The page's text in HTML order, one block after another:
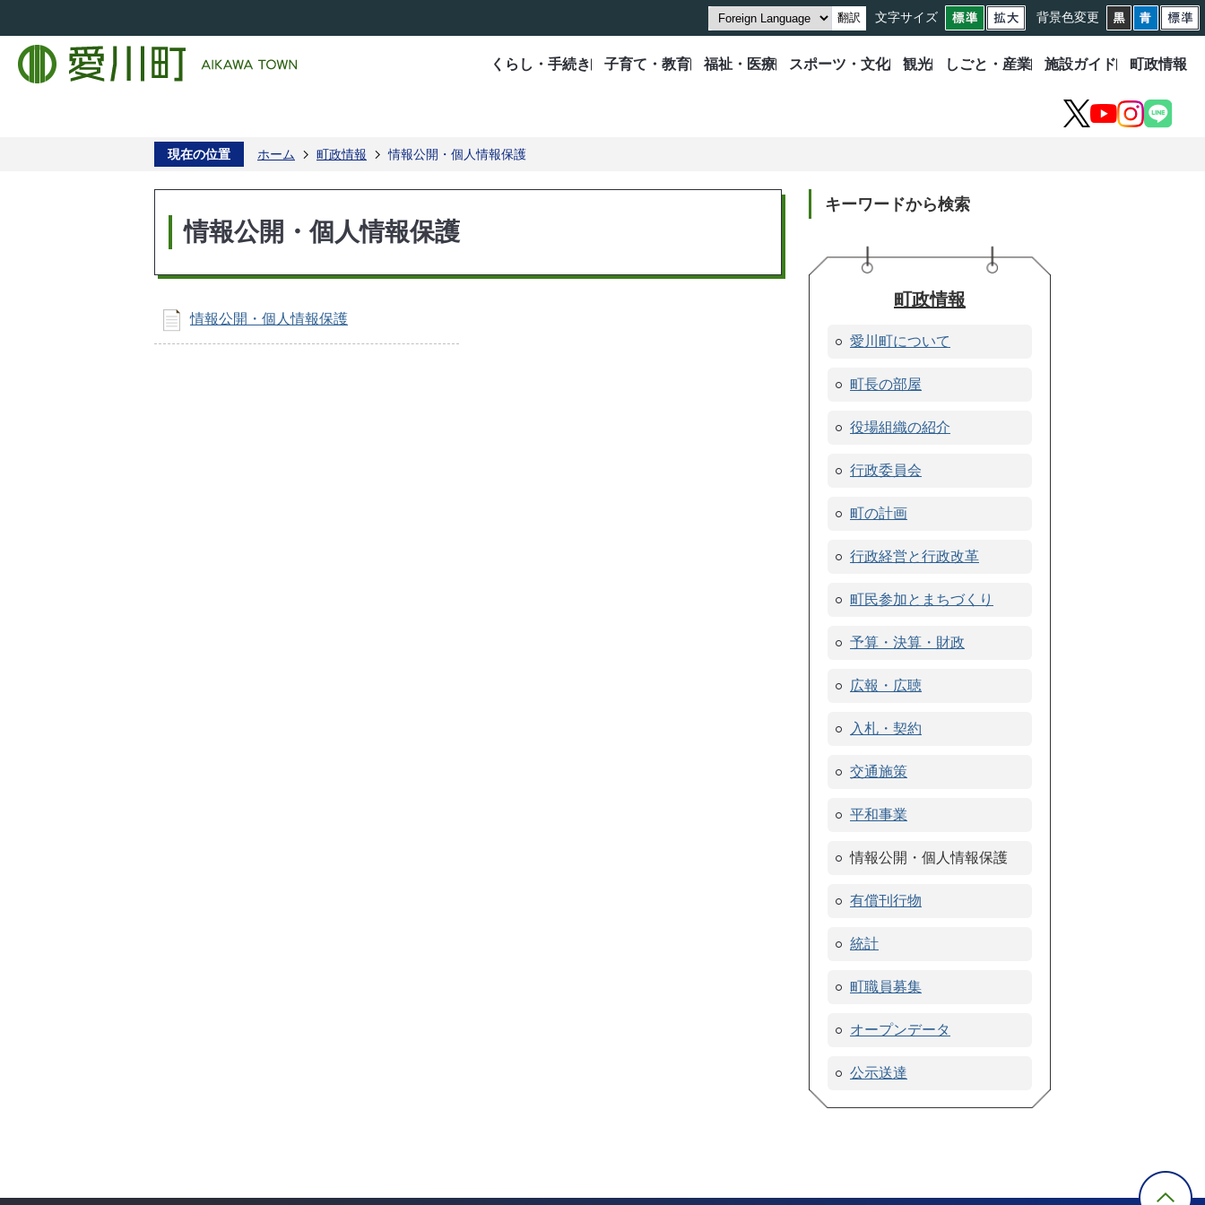
翻訳 文字サイズ 背景色変更
くらし・手続き 子育て・教育 福祉・医療 スポーツ・文化 観光 しごと・産業 施設ガイド 町政情報
X YouTube
Instagram
LINE
現在の位置 ホーム 町政情報 情報公開・個人情報保護
情報公開・個人情報保護
情報公開・個人情報保護
キーワードから検索
町政情報
愛川町について
町長の部屋
役場組織の紹介
行政委員会
町の計画
行政経営と行政改革
町民参加とまちづくり
予算・決算・財政
広報・広聴
入札・契約
交通施策
平和事業
情報公開・個人情報保護
有償刊行物
統計
町職員募集
オープンデータ
公示送達